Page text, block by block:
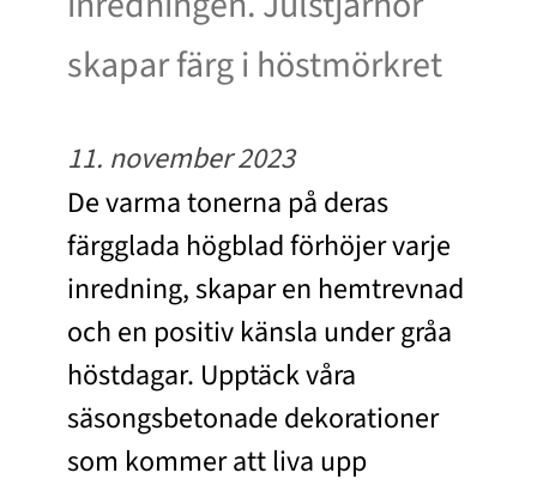
skapar färg i höstmörkret
11. november 2023
De varma tonerna på deras
färgglada högblad förhöjer varje
inredning, skapar en hemtrevnad
och en positiv känsla under gråa
höstdagar. Upptäck våra
säsongsbetonade dekorationer
som kommer att liva upp